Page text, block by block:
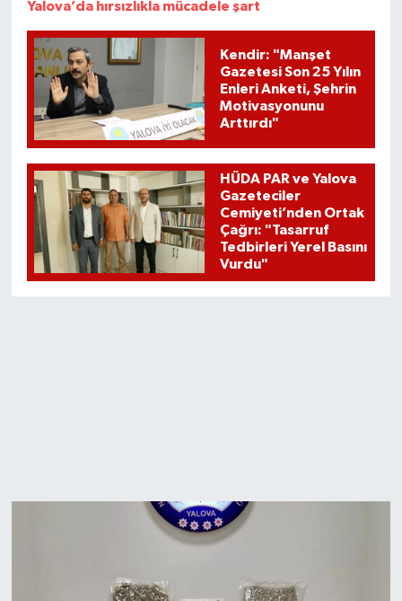
Yalova’da hırsızlıkla mücadele şart
Kendir: "Manşet
Gazetesi Son 25 Yılın
Enleri Anketi, Şehrin
Motivasyonunu
Arttırdı"
HÜDA PAR ve Yalova
Gazeteciler
Cemiyeti’nden Ortak
Çağrı: "Tasarruf
Tedbirleri Yerel Basını
Vurdu"